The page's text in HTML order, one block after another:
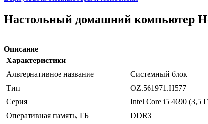
Настольный домашний компьютер
Описание
Характеристики
Альтернативное название
Системный блок
Тип
OZ.561971.H577
Серия
Intel Core i5 4690 (3,5
Оперативная память, ГБ
DDR3